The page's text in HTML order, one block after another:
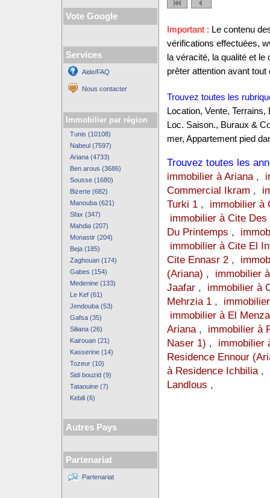
Vote Google
Services
Aide/FAQ
Nous contacter
Immobilier par région
Tunis (10108)
Nabeul (7597)
Ariana (4733)
Ben arous (3686)
Sousse (1680)
Bizerte (682)
Manouba (621)
Sfax (347)
Mahdia (207)
Monastir (204)
Beja (185)
Zaghouan (174)
Gabes (154)
Medenine (133)
Le Kef (61)
Jendouba (53)
Gafsa (35)
Siliana (26)
Kairouan (21)
Kasserine (14)
Tozeur (10)
Sidi bouzid (9)
Tataouine (7)
Kebili (6)
Autres Pays
Partenariat
Partenariat
Important : Le contenu
vérifications effectuées,
la véracité, la qualité et
prêter attention avant tout
Trouvez toutes les
Location, Vente,
Loc. Saison., Buraux &
mer, Appartement pied
Trouvez toutes les
immobilier à Ariana,
Commercial Ikram ,
Turki 1, immobilier à
immobilier à Cite Des
Du Printemps ,
immobilier à Cite El
Cite Ennasr 2,
(Ariana) , immobilier
Jaafar, immobilier à
Mehrzia 1,
immobilier à El
Ariana, immobilier à
Naser 1) , immobilier
Residence Ennour
à Residence Ichbilia,
Landlous ,